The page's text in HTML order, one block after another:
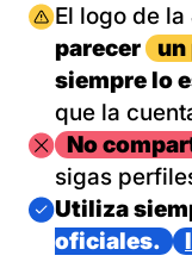
Imagen
El logo de
parecer
un
siempre lo
que la
Imagen
No
sigas
Imagen
Utiliza
oficiales.